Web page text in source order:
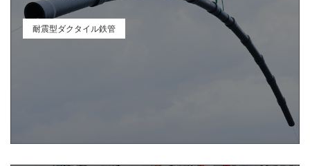
耐震型ダクタイル鉄管